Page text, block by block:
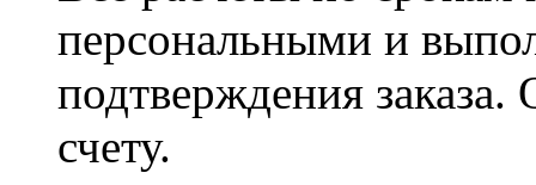
персональными и
подтверждения заказа.
счету.